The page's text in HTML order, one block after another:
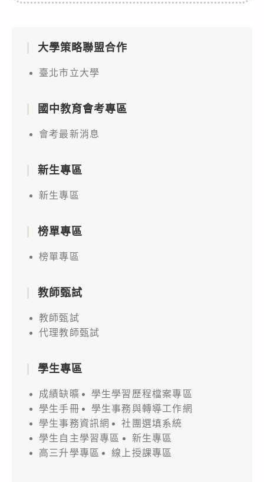
大學策略聯盟合作
臺北市立大學
國中教育會考專區
會考最新消息
新生專區
新生專區
榜單專區
榜單專區
教師甄試
教師甄試
代理教師甄試
學生專區
成績缺曠
學生學習歷程檔案專區
學生手冊
學生事務與轉導工作網
學生事務資訊網
社團選填系統
學生自主學習專區
新生專區
高三升學專區
線上授課專區